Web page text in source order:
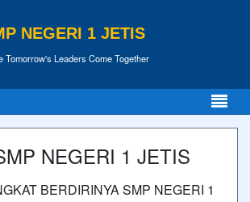
NEGERI 1 JETIS
Tomorrow's Leaders Come Together
NEGERI 1 JETIS
BERDIRINYA SMP NEGERI 1